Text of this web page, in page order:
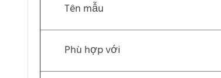
Tên mẫu
Phù hợp với